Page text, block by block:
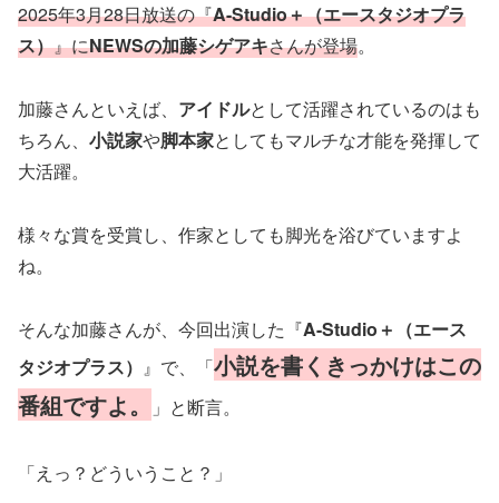
2025年3月28日放送の『A-Studio＋（エースタジオプラ
ス）』にNEWSの加藤シゲアキさんが登場。
加藤さんといえば、 アイドルとして活躍されているのはも
ちろん、 小説家や脚本家としてもマルチな才能を発揮して
大活躍。
様々な賞を受賞し、作家としても脚光を浴びていますよ
ね。
そんな加藤さんが、今回出演した『A-Studio＋（エース
タジオプラス） 』で、「小説を書くきっかけはこの
番組ですよ。
」と断言。
「えっ？どういうこと？」